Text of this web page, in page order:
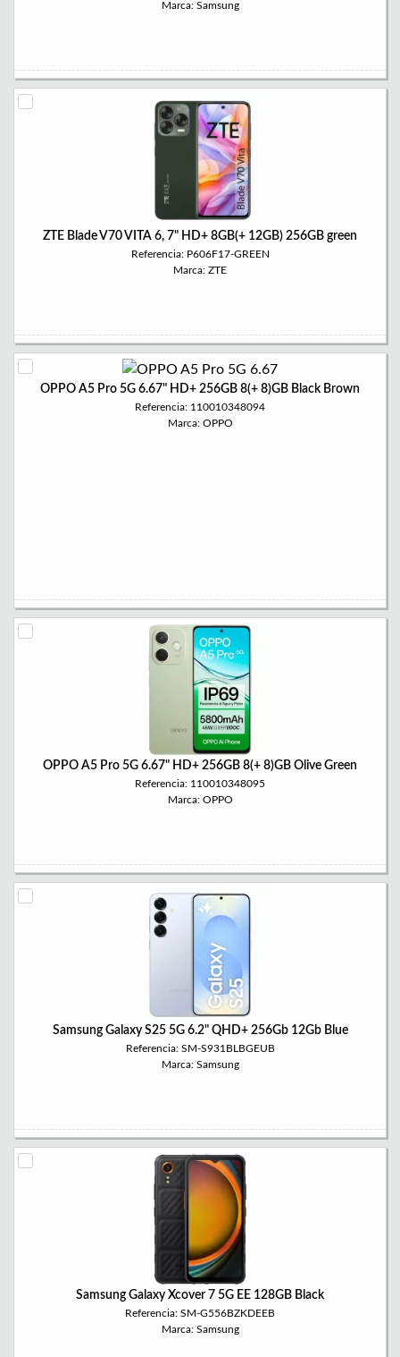
Marca: Samsung
ZTE Blade V70 VITA 6, 7" HD+ 8GB(+ 12GB) 256GB green
Referencia: P606F17-GREEN
Marca: ZTE
OPPO A5 Pro 5G 6.67" HD+ 256GB 8(+ 8)GB Black Brown
Referencia: 110010348094
Marca: OPPO
OPPO A5 Pro 5G 6.67" HD+ 256GB 8(+ 8)GB Olive Green
Referencia: 110010348095
Marca: OPPO
Samsung Galaxy S25 5G 6.2" QHD+ 256Gb 12Gb Blue
Referencia: SM-S931BLBGEUB
Marca: Samsung
Samsung Galaxy Xcover 7 5G EE 128GB Black
Referencia: SM-G556BZKDEEB
Marca: Samsung